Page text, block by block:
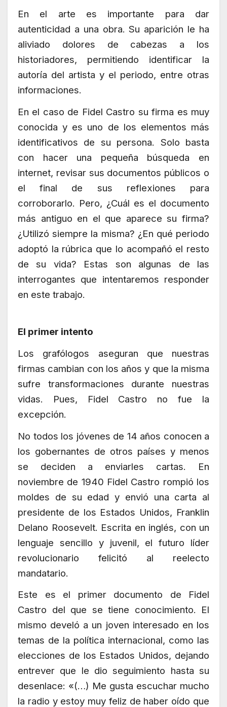
En el arte es importante para dar
autenticidad a una obra. Su aparición le ha
aliviado dolores de cabezas a los
historiadores, permitiendo identificar la
autoría del artista y el periodo, entre otras
informaciones.
En el caso de Fidel Castro su firma es muy
conocida y es uno de los elementos más
identificativos de su persona. Solo basta
con hacer una pequeña búsqueda en
internet, revisar sus documentos públicos o
el final de sus reflexiones para
corroborarlo. Pero, ¿Cuál es el documento
más antiguo en el que aparece su firma?
¿Utilizó siempre la misma? ¿En qué periodo
adoptó la rúbrica que lo acompañó el resto
de su vida? Estas son algunas de las
interrogantes que intentaremos responder
en este trabajo.
El primer intento
Los grafólogos aseguran que nuestras
firmas cambian con los años y que la misma
sufre transformaciones durante nuestras
vidas. Pues, Fidel Castro no fue la
excepción.
No todos los jóvenes de 14 años conocen a
los gobernantes de otros países y menos
se deciden a enviarles cartas. En
noviembre de 1940 Fidel Castro rompió los
moldes de su edad y envió una carta al
presidente de los Estados Unidos, Franklin
Delano Roosevelt. Escrita en inglés, con un
lenguaje sencillo y juvenil, el futuro líder
revolucionario felicitó al reelecto
mandatario.
Este es el primer documento de Fidel
Castro del que se tiene conocimiento. El
mismo develó a un joven interesado en los
temas de la política internacional, como las
elecciones de los Estados Unidos, dejando
entrever que le dio seguimiento hasta su
desenlace: «(…) Me gusta escuchar mucho
la radio y estoy muy feliz de haber oído que